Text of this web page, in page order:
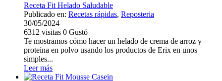
Receta Fit Helado Saludable
Publicado en: Recetas rápidas, Reposteria
30/05/2024
6312 visitas 0 Gustó
Te mostramos cómo hacer un helado de crema de arroz y
proteína en polvo usando los productos de Erix en unos
simples...
Leer más